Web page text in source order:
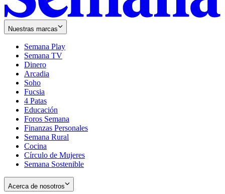
Nuestras marcas
Semana Play
Semana TV
Dinero
Arcadia
Soho
in
new
window
Fucsia
in
new
window
4 Patas
Educación
Foros Semana
Finanzas Personales
Semana Rural
Cocina
Círculo de Mujeres
Semana Sostenible
Acerca de nosotros